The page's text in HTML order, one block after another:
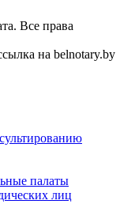
Все права
на belnotary.by
палаты
лиц